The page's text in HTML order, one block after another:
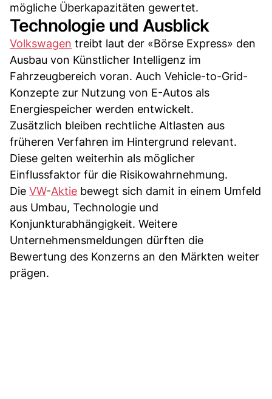
mögliche Überkapazitäten gewertet.
Technologie und Ausblick
Volkswagen treibt laut der «Börse Express» den
Ausbau von Künstlicher Intelligenz im
Fahrzeugbereich voran. Auch Vehicle-to-Grid-
Konzepte zur Nutzung von E-Autos als
Energiespeicher werden entwickelt.
Zusätzlich bleiben rechtliche Altlasten aus
früheren Verfahren im Hintergrund relevant.
Diese gelten weiterhin als möglicher
Einflussfaktor für die Risikowahrnehmung.
Die VW-Aktie bewegt sich damit in einem Umfeld
aus Umbau, Technologie und
Konjunkturabhängigkeit. Weitere
Unternehmensmeldungen dürften die
Bewertung des Konzerns an den Märkten weiter
prägen.